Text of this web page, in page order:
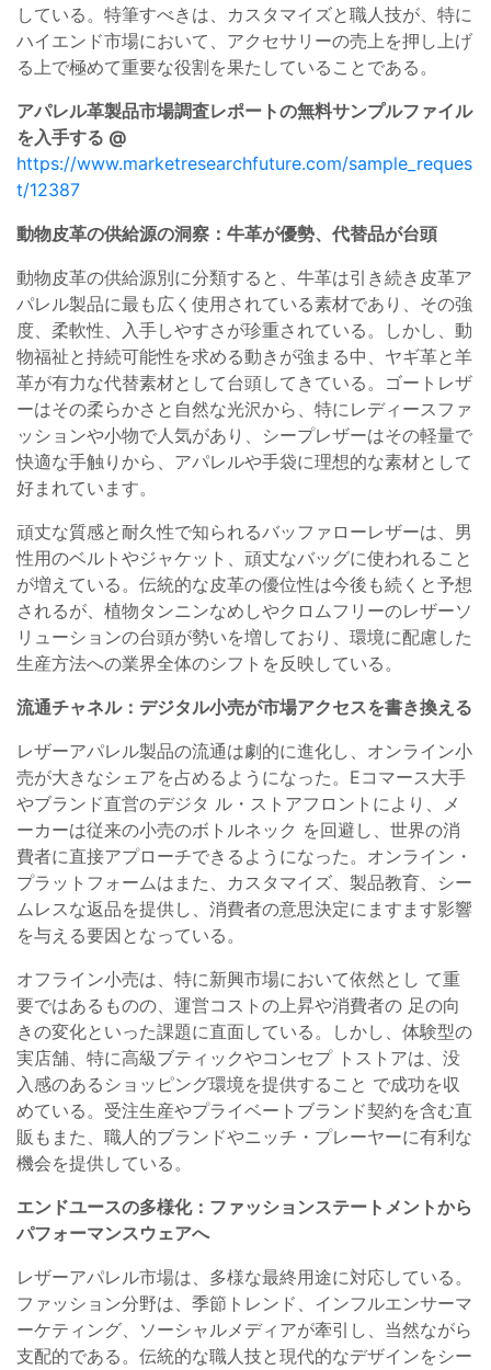
している。特筆すべきは、カスタマイズと職人技が、特に
ハイエンド市場において、アクセサリーの売上を押し上げ
る上で極めて重要な役割を果たしていることである。
アパレル革製品市場調査レポートの無料サンプルファイル
を入手する @
https://www.marketresearchfuture.com/sample_reques
t/12387
動物皮革の供給源の洞察：牛革が優勢、代替品が台頭
動物皮革の供給源別に分類すると、牛革は引き続き皮革ア
パレル製品に最も広く使用されている素材であり、その強
度、柔軟性、入手しやすさが珍重されている。しかし、動
物福祉と持続可能性を求める動きが強まる中、ヤギ革と羊
革が有力な代替素材として台頭してきている。ゴートレザ
ーはその柔らかさと自然な光沢から、特にレディースファ
ッションや小物で人気があり、シープレザーはその軽量で
快適な手触りから、アパレルや手袋に理想的な素材として
好まれています。
頑丈な質感と耐久性で知られるバッファローレザーは、男
性用のベルトやジャケット、頑丈なバッグに使われること
が増えている。伝統的な皮革の優位性は今後も続くと予想
されるが、植物タンニンなめしやクロムフリーのレザーソ
リューションの台頭が勢いを増しており、環境に配慮した
生産方法への業界全体のシフトを反映している。
流通チャネル：デジタル小売が市場アクセスを書き換える
レザーアパレル製品の流通は劇的に進化し、オンライン小
売が大きなシェアを占めるようになった。Eコマース大手
やブランド直営のデジタ ル・ストアフロントにより、メ
ーカーは従来の小売のボトルネック を回避し、世界の消
費者に直接アプローチできるようになった。オンライン・
プラットフォームはまた、カスタマイズ、製品教育、シー
ムレスな返品を提供し、消費者の意思決定にますます影響
を与える要因となっている。
オフライン小売は、特に新興市場において依然とし て重
要ではあるものの、運営コストの上昇や消費者の 足の向
きの変化といった課題に直面している。しかし、体験型の
実店舗、特に高級ブティックやコンセプ トストアは、没
入感のあるショッピング環境を提供すること で成功を収
めている。受注生産やプライベートブランド契約を含む直
販もまた、職人的ブランドやニッチ・プレーヤーに有利な
機会を提供している。
エンドユースの多様化：ファッションステートメントから
パフォーマンスウェアへ
レザーアパレル市場は、多様な最終用途に対応している。
ファッション分野は、季節トレンド、インフルエンサーマ
ーケティング、ソーシャルメディアが牽引し、当然ながら
支配的である。伝統的な職人技と現代的なデザインをシー